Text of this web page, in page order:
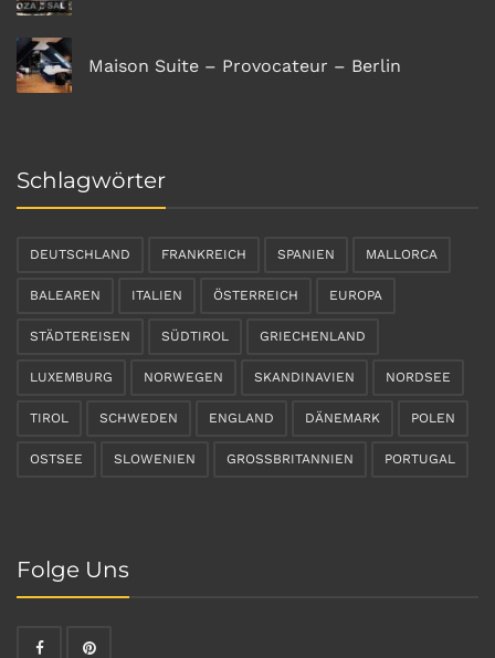
Maison Suite – Provocateur – Berlin
Schlagwörter
DEUTSCHLAND FRANKREICH SPANIEN MALLORCA
BALEAREN ITALIEN ÖSTERREICH EUROPA
STÄDTEREISEN SÜDTIROL GRIECHENLAND
LUXEMBURG NORWEGEN SKANDINAVIEN NORDSEE
TIROL SCHWEDEN ENGLAND DÄNEMARK POLEN
OSTSEE SLOWENIEN GROSSBRITANNIEN PORTUGAL
Folge Uns